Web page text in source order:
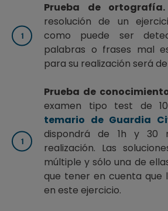
Prueba de ortografía.
resolución de un
como puede ser
palabras o frases mal
para su realización será de
Prueba de
examen tipo test de
temario de Guardia
dispondrá de 1h y 30
realización. Las
múltiple y sólo una de
que tener en cuenta que
en este ejercicio.